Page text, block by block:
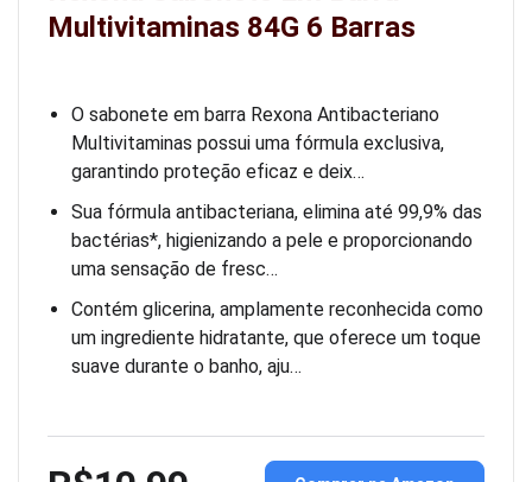
Multivitaminas 84G 6 Barras
O sabonete em barra Rexona Antibacteriano
Multivitaminas possui uma fórmula exclusiva,
garantindo proteção eficaz e deix…
Sua fórmula antibacteriana, elimina até 99,9% das
bactérias*, higienizando a pele e proporcionando
uma sensação de fresc…
Contém glicerina, amplamente reconhecida como
um ingrediente hidratante, que oferece um toque
suave durante o banho, aju…